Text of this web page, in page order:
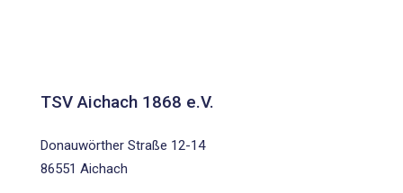
TSV Aichach 1868 e.V.
Donauwörther Straße 12-14
86551 Aichach